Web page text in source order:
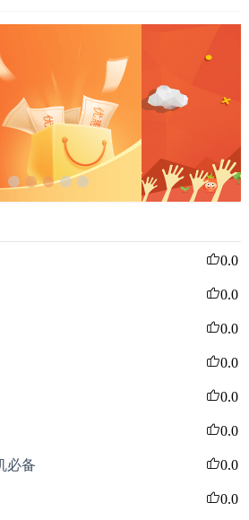
0.0
0.0
0.0
0.0
0.0
0.0
必备 0.0
0.0